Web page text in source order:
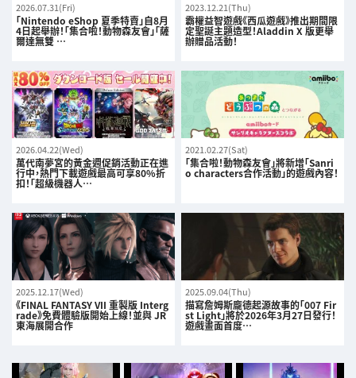
2026.07.31(Fri)
「Nintendo eShop 夏季特賣」自8月
4日起舉辦！「集合啦！動物森友會」「薩
爾達無雙 …
2023.12.21(Thu)
霸權益智遊戲《西瓜遊戲》推出期間限
定聖誕主題造型！Aladdin X 版更舉
辦贈品活動！
2026.04.22(Wed)
萬代南夢宮的黃金週促銷活動正在進
行中，熱門下載遊戲最高可享80%折
扣！「超級機器人…
2021.02.27(Sat)
「集合啦！動物森友會」將新增「Sanri
o characters合作活動」的遊戲內容！
2025.12.17(Wed)
《FINAL FANTASY VII 重製版 Interg
rade》免費體驗版開始上線！並與 JR
東海展開合作
2025.09.04(Thu)
描寫詹姆斯龐德起源故事的「007 Fir
st Light」將於2026年3月27日發行！
遊戲畫面首度…